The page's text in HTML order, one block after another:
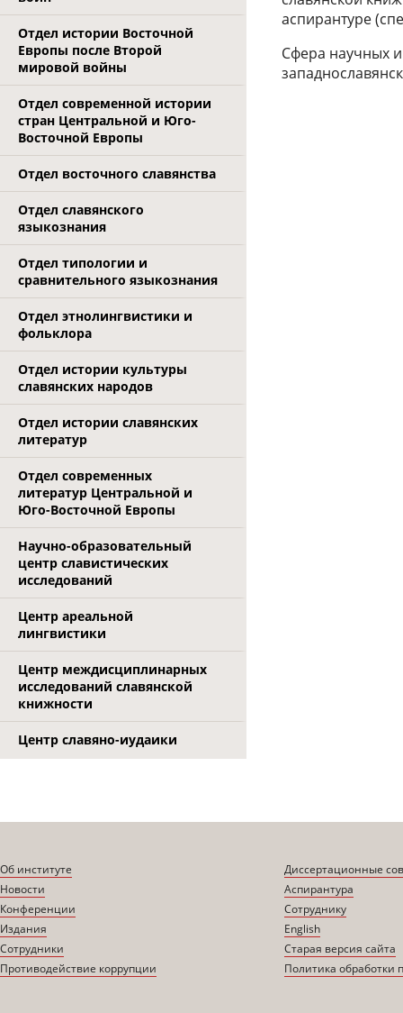
Отдел истории Восточной
Европы после Второй
мировой войны
Отдел современной истории
стран Центральной и Юго-
Восточной Европы
Отдел восточного славянства
Отдел славянского
языкознания
Отдел типологии и
сравнительного языкознания
Отдел этнолингвистики и
фольклора
Отдел истории культуры
славянских народов
Отдел истории славянских
литератур
Отдел современных
литератур Центральной и
Юго-Восточной Европы
Научно-образовательный
центр славистических
исследований
Центр ареальной
лингвистики
Центр междисциплинарных
исследований славянской
книжности
Центр славяно-иудаики
аспирантуре
Сфера научных
Об институте
Новости
Конференции
Издания
Сотрудники
Противодействие коррупции
Диссертационные
Аспирантура
Сотруднику
English
Старая версия сайта
Политика обработки